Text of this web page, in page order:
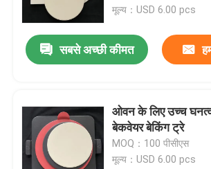
मूल्य：USD 6.00 pcs
सबसे अच्छी कीमत
ओवन के लिए उच्च
बेकवेयर बेकिंग ट्रे
MOQ：100 पीसीएस
मूल्य：USD 6.00 pcs